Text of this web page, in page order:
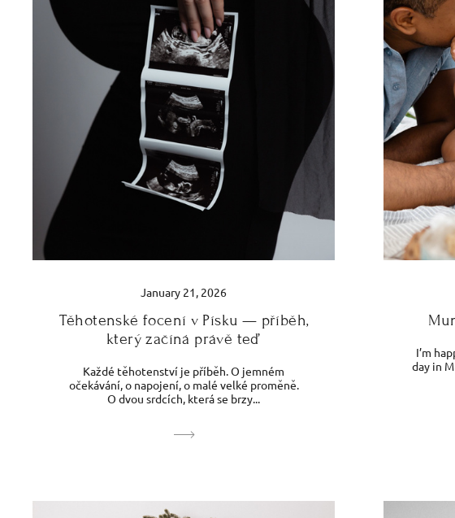
January 21, 2026
Těhotenské focení v Písku — příběh,
který začíná právě teď
Každé těhotenství je příběh. O jemném
očekávání, o napojení, o malé velké proměně.
O dvou srdcích, která se brzy...
I’m
day in